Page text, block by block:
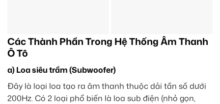
Các Thành Phần Trong Hệ Thống Âm Thanh
Ô Tô
a) Loa siêu trầm (Subwoofer)
Đây là loại loa tạo ra âm thanh thuộc dải tần số dưới
200Hz. Có 2 loại phổ biến là loa sub điện (nhỏ gọn,